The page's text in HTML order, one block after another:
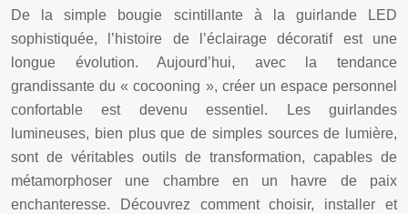
De la simple bougie scintillante à la guirlande LED
sophistiquée, l’histoire de l’éclairage décoratif est une
longue évolution. Aujourd’hui, avec la tendance
grandissante du « cocooning », créer un espace personnel
confortable est devenu essentiel. Les guirlandes
lumineuses, bien plus que de simples sources de lumière,
sont de véritables outils de transformation, capables de
métamorphoser une chambre en un havre de paix
enchanteresse. Découvrez comment choisir, installer et